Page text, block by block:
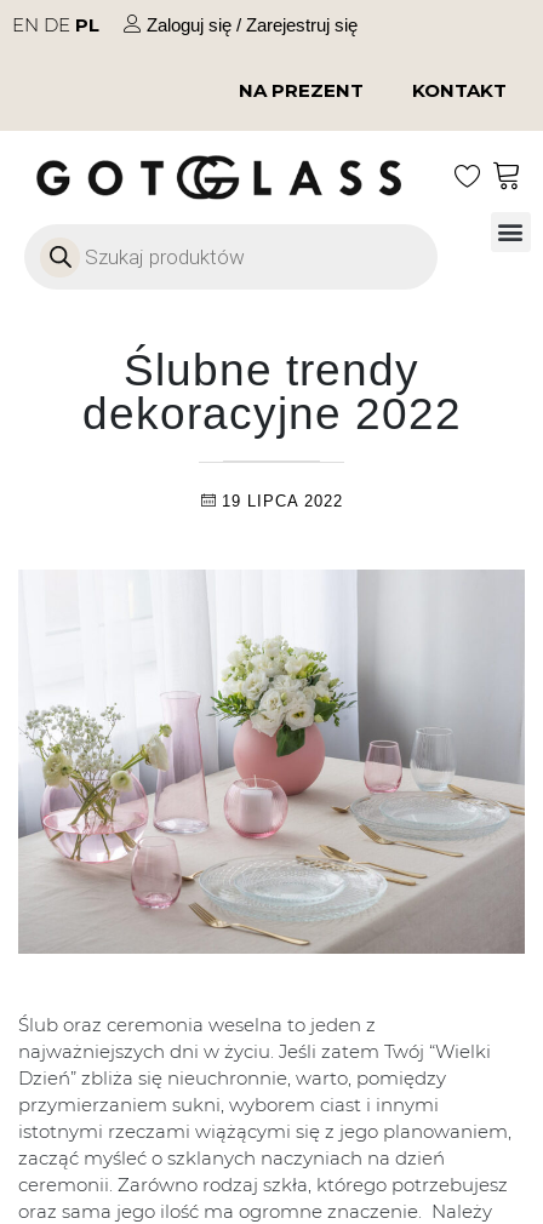
EN DE PL Zaloguj się / Zarejestruj się
NA PREZENT KONTAKT
Ślubne trendy
dekoracyjne 2022
19 LIPCA 2022
Ślub oraz ceremonia weselna to jeden z
najważniejszych dni w życiu. Jeśli zatem Twój “Wielki
Dzień” zbliża się nieuchronnie, warto, pomiędzy
przymierzaniem sukni, wyborem ciast i innymi
istotnymi rzeczami wiążącymi się z jego planowaniem,
zacząć myśleć o szklanych naczyniach na dzień
ceremonii. Zarówno rodzaj szkła, którego potrzebujesz
oraz sama jego ilość ma ogromne znaczenie. Należy